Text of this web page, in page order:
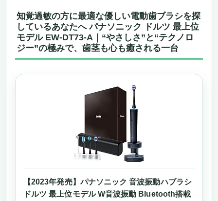
知覚過敏の方に最適な優しい電動歯ブラシを探
しているあなたへ パナソニック ドルツ 最上位
モデル EW-DT73-A｜“やさしさ”と“テクノロ
ジー”の極みで、歯茎も心も癒される一台
【2023年発売】パナソニック 音波振動ハブラシ
ドルツ 最上位モデル W音波振動 Bluetooth搭載